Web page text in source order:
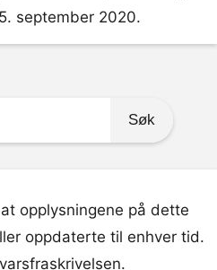
september 2020.
opplysningene på dette
oppdaterte til enhver tid.
.